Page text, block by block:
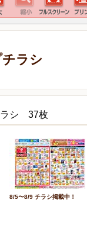
ラシ
ラシ 37枚
8/5〜8/9 チラシ掲載中！